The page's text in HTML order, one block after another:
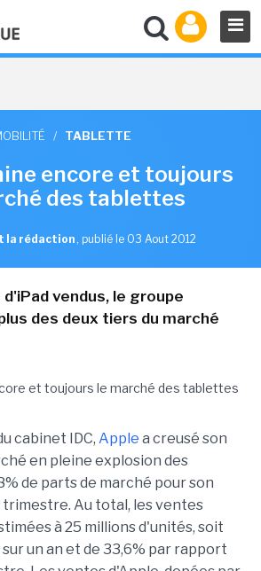
/ TABLETTE
encore et toujours
des tablettes
la rédaction , publié le 03 Aout 2012
vendus, le groupe
des deux tiers du marché
cabinet IDC, Apple a creusé son
en pleine explosion des
de parts de marché pour son
trimestre. Au total, les ventes
à 25 millions d'unités, soit
sur un an et de 33,6% par rapport